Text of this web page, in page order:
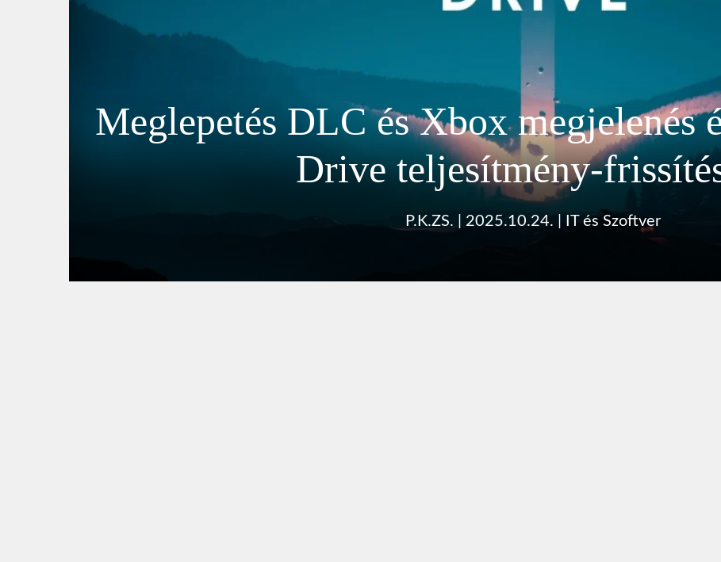
Meglepetés DLC és Xbox megjelenés
Drive teljesítmény-
P.K.ZS. 2025.10.24. IT és Szoftver